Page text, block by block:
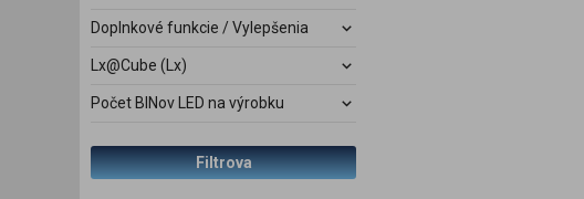
Doplnkové funkcie / Vylepšenia
Lx@Cube (Lx)
Počet BINov LED na výrobku
Filtrova